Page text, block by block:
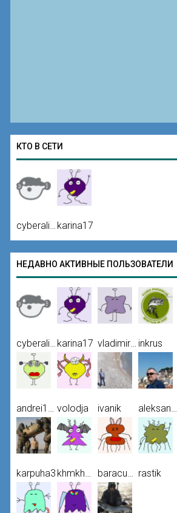
КТО В СЕТИ
cyberalien karina17
НЕДАВНО АКТИВНЫЕ ПОЛЬЗОВАТЕЛИ
cyberalien karina17 vladimir50 inkrus
andrei100 volodja ivanik aleksandr
karpuha3 khmkhm123 baracuda rastik